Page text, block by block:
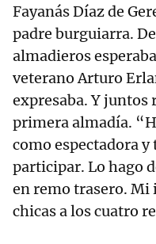
Fayanás Díaz de
padre burguiarra.
almadieros
veterano Arturo
expresaba. Y juntos
primera almadía.
como espectadora y
participar. Lo hago
en remo trasero. Mi
chicas a los cuatro